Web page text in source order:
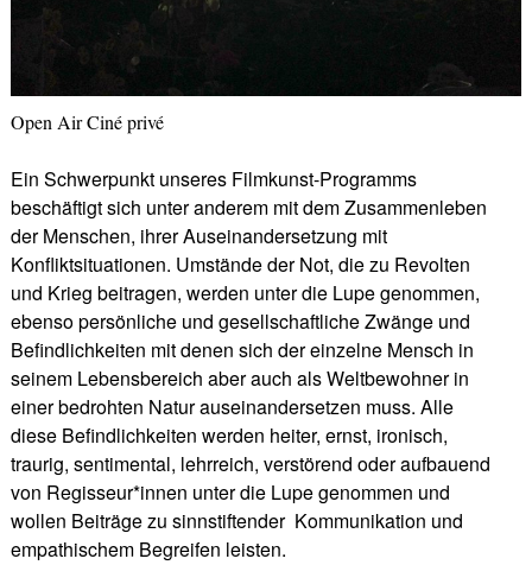
Open Air Ciné privé
Ein Schwerpunkt unseres Filmkunst-Programms
beschäftigt sich unter anderem mit dem Zusammenleben
der Menschen, ihrer Auseinandersetzung mit
Konfliktsituationen. Umstände der Not, die zu Revolten
und Krieg beitragen, werden unter die Lupe genommen,
ebenso persönliche und gesellschaftliche Zwänge und
Befindlichkeiten mit denen sich der einzelne Mensch in
seinem Lebensbereich aber auch als Weltbewohner in
einer bedrohten Natur auseinandersetzen muss. Alle
diese Befindlichkeiten werden heiter, ernst, ironisch,
traurig, sentimental, lehrreich, verstörend oder aufbauend
von Regisseur*innen unter die Lupe genommen und
wollen Beiträge zu sinnstiftender Kommunikation und
empathischem Begreifen leisten.